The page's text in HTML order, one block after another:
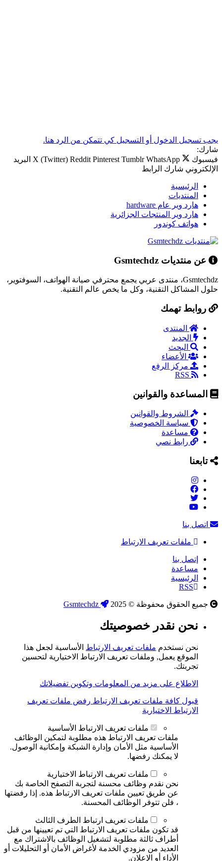
يجب تسجيل الدخول أو التسجيل كي تتمكن من الرد هنا.
شارك:
فيسبوك
X (Twitter) Reddit Pinterest Tumblr WhatsApp
البريد
الإلكتروني شارك الرابط
الرئيسية
المنتديات
هارد وير عام hardware
هارد وير المنتجات الجزائرية
هواتف كوندور
عن منتديات Gsmtechdz
Gsmtechdz، منتدى عربي يجمع محترفي صيانة الهواتف، السوفتوير،
حلول المشاكل التقنية، وكل ما يخص عالم التقنية.
روابط تهمك
المنتدى
الجديد
البحث
الأعضاء
مركز الرفع
المساعدة والقوانين
الشروط والقوانين
سياسة الخصوصية
مساعدة
رابط نصي
تابعنا
اتصل بنا
ملفات تعريف الارتباط
إتصل بنا
مساعدة
الرئيسية
RSS
جميع الحقوق محفوظة © 2025
نحن نقدر خصوصيتك
نحن نستخدم ملفات تعريف الارتباط الأساسية لجعل هذا
الموقع يعمل, وملفات تعريف الارتباط الاختيارية لتحسين
تجربتك.
الاطلاع على مزيد من المعلومات وتكوين تفضيلاتك
قبول كافة ملفات تعريف الارتباط رفض ملفات تعريف
الارتباط الاختيارية
ملفات تعريف الارتباط الأساسية
ملفات تعريف الارتباط هذه مطلوبة لتمكين الوظائف
الأساسية مثل الأمان وإدارة الشبكة وإمكانية الوصول.
لا يمكنك رفضها.
ملفات تعريف الارتباط الاختيارية
نحن نقدم وظائف محسنة لتجربة التصفح الخاصة بك
عن طريق تعيين ملفات تعريف الارتباط هذه. إذا رفضتها
، فلن تتوفر الوظائف المحسنة.
ملفات تعريف ارتباط الطرف الثالث
قد تكون ملفات تعريف الارتباط التي تم تعيينها من قبل
أطراف ثالثة مطلوبة لتشغيل الوظائف بالاشتراك مع
العديد من مزودي الخدمة لأغراض الأمان أو التحليلات أو
الأداء أو الإعلان.